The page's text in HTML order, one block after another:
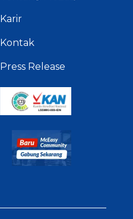
Karir
Kontak
Press Release